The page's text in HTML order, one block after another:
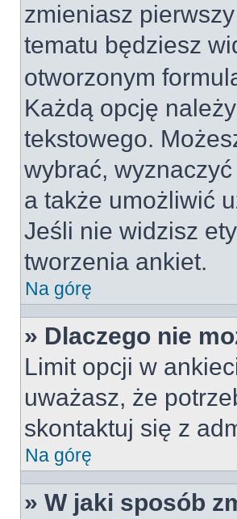
zmieniasz
tematu będziesz
otworzonym
Każdą opcję
tekstowego.
wybrać,
a także umożliwić
Jeśli nie widzisz
tworzenia ankiet.
Na górę
» Dlaczego nie
Limit opcji w
uważasz, że
skontaktuj się z
Na górę
» W jaki sposób